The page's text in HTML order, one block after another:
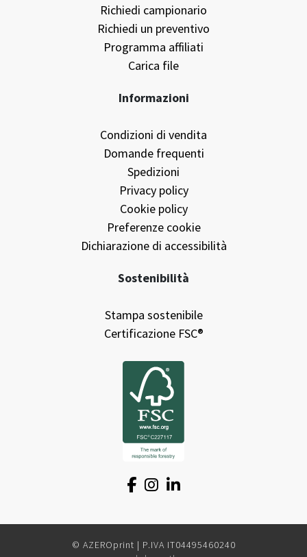
Richiedi campionario
Richiedi un preventivo
Programma affiliati
Carica file
Informazioni
Condizioni di vendita
Domande frequenti
Spedizioni
Privacy policy
Cookie policy
Preferenze cookie
Dichiarazione di accessibilità
Sostenibilità
Stampa sostenibile
Certificazione FSC®
© AZEROprint | P.IVA IT04495460240